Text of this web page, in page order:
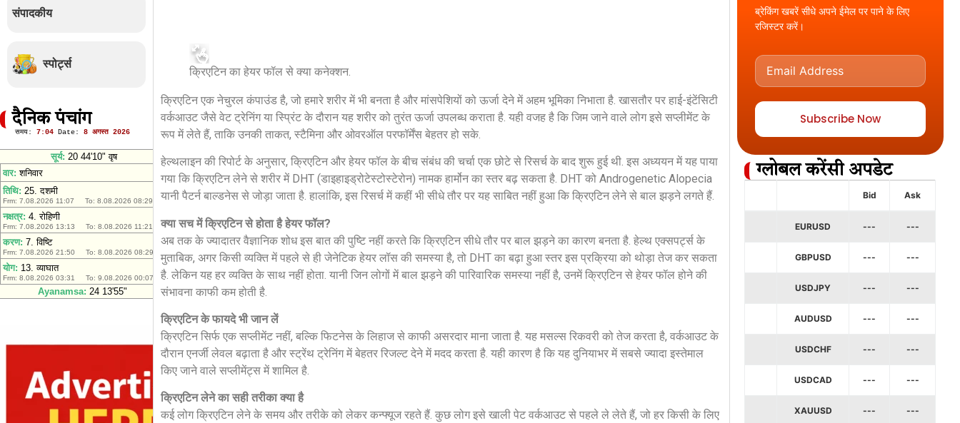
संपादकीय
स्पोर्ट्स
दैनिक पंचांग
क्रिएटिन का हेयर फॉल से क्या कनेक्शन.
क्रिएटिन एक नेचुरल कंपाउंड है, जो हमारे शरीर में भी बनता है और मांसपेशियों को ऊर्जा देने में अहम भूमिका निभाता है. खासतौर पर हाई-इंटेंसिटी
वर्कआउट जैसे वेट ट्रेनिंग या स्प्रिंट के दौरान यह शरीर को तुरंत ऊर्जा उपलब्ध कराता है. यही वजह है कि जिम जाने वाले लोग इसे सप्लीमेंट के
रूप में लेते हैं, ताकि उनकी ताकत, स्टैमिना और ओवरऑल परफॉर्मेंस बेहतर हो सके.
हेल्थलाइन की रिपोर्ट के अनुसार, क्रिएटिन और हेयर फॉल के बीच संबंध की चर्चा एक छोटे से रिसर्च के बाद शुरू हुई थी. इस अध्ययन में यह पाया
गया कि क्रिएटिन लेने से शरीर में DHT (डाइहाइड्रोटेस्टोस्टेरोन) नामक हार्मोन का स्तर बढ़ सकता है. DHT को Androgenetic Alopecia
यानी पैटर्न बाल्डनेस से जोड़ा जाता है. हालांकि, इस रिसर्च में कहीं भी सीधे तौर पर यह साबित नहीं हुआ कि क्रिएटिन लेने से बाल झड़ने लगते हैं.
क्या सच में क्रिएटिन से होता है हेयर फॉल?
अब तक के ज्यादातर वैज्ञानिक शोध इस बात की पुष्टि नहीं करते कि क्रिएटिन सीधे तौर पर बाल झड़ने का कारण बनता है. हेल्थ एक्सपर्ट्स के
मुताबिक, अगर किसी व्यक्ति में पहले से ही जेनेटिक हेयर लॉस की समस्या है, तो DHT का बढ़ा हुआ स्तर इस प्रक्रिया को थोड़ा तेज कर सकता
है. लेकिन यह हर व्यक्ति के साथ नहीं होता. यानी जिन लोगों में बाल झड़ने की पारिवारिक समस्या नहीं है, उनमें क्रिएटिन से हेयर फॉल होने की
संभावना काफी कम होती है.
क्रिएटिन के फायदे भी जान लें
क्रिएटिन सिर्फ एक सप्लीमेंट नहीं, बल्कि फिटनेस के लिहाज से काफी असरदार माना जाता है. यह मसल्स रिकवरी को तेज करता है, वर्कआउट के
दौरान एनर्जी लेवल बढ़ाता है और स्ट्रेंथ ट्रेनिंग में बेहतर रिजल्ट देने में मदद करता है. यही कारण है कि यह दुनियाभर में सबसे ज्यादा इस्तेमाल
किए जाने वाले सप्लीमेंट्स में शामिल है.
क्रिएटिन लेने का सही तरीका क्या है
कई लोग क्रिएटिन लेने के समय और तरीके को लेकर कन्फ्यूज रहते हैं. कुछ लोग इसे खाली पेट वर्कआउट से पहले ले लेते हैं, जो हर किसी के लिए
ब्रेकिंग खबरें सीधे अपने ईमेल पर पाने के लिए
रजिस्टर करें।
Subscribe Now
ग्लोबल करेंसी अपडेट
Bid Ask
EURUSD --- ---
GBPUSD --- ---
USDJPY --- ---
AUDUSD --- ---
USDCHF --- ---
USDCAD --- ---
XAUUSD --- ---